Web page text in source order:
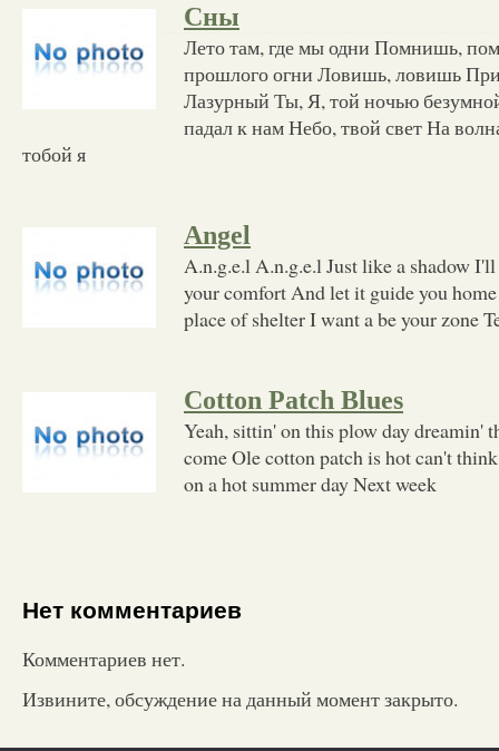
Сны
Лето там, где мы одни Помнишь,
прошлого огни Ловишь, ловишь
Лазурный Ты, Я, той ночью
падал к нам Небо, твой свет На
тобой я
Angel
A.n.g.e.l A.n.g.e.l Just like a shadow
your comfort And let it guide you
place of shelter I want a be your zone
Cotton Patch Blues
Yeah, sittin' on this plow day dreamin'
come Ole cotton patch is hot can't
on a hot summer day Next week
Нет комментариев
Комментариев нет.
Извините, обсуждение на данный момент закрыто.